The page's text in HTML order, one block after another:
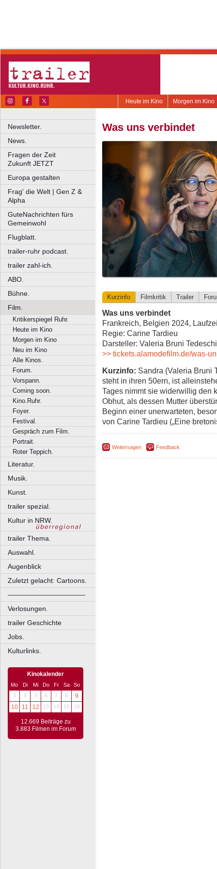
Morgen im Kino
Heute im Kino
Newsletter.
News.
Fragen der Zeit
Zukunft JETZT
Europa gestalten
Frag' die Welt | Gen Z &
Alpha
GuteNachrichten fürs
Gemeinwohl
Flugblatt.
trailer-ruhr podcast.
trailer zahl-ich.
ABO.
Bühne.
Film.
Kritikerspiegel Ruhr.
Heute im Kino
Morgen im Kino
Neu im Kino
Alle Kinos.
Forum.
Vorspann.
Coming soon.
Kino.Ruhr.
Foyer.
Festival.
Gespräch zum Film.
Portrait.
Roter Teppich.
Literatur.
Musik.
Kunst.
trailer spezial.
Kultur in NRW.
trailer Thema.
Auswahl.
Augenblick
Zuletzt gelacht: Cartoons.
––––––––––––––––––––
Verlosungen.
trailer Geschichte
Jobs.
Kulturlinks.
Kinokalender
Mo Di Mi Do Fr Sa
So
3
4 5 6 7 8
9
10
11 12 13 14 15 16
12.669 Beiträge zu
3.883 Filmen im Forum
Was uns verbindet
Kurzinfo Filmkritik Trailer
Was uns verbindet
Frankreich, Belgien 2024,
Regie: Carine Tardieu
Darsteller: Valeria Bruni
>> tickets.alamodefilm.de/was-
Kurzinfo: Sandra (Valeria Bruni
steht in ihren 50ern, ist
Tages nimmt sie widerwillig den
Obhut, als dessen Mutter
Beginn einer unerwarteten,
von Carine Tardieu („Eine
Weitersagen Feedback